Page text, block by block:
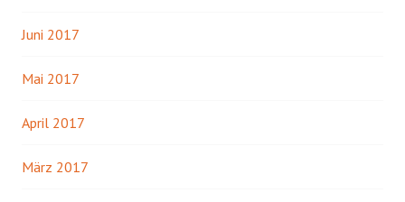
Juni 2017
Mai 2017
April 2017
März 2017